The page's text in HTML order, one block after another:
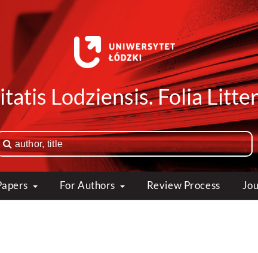
Lodziensis. Folia
For Authors Review Process